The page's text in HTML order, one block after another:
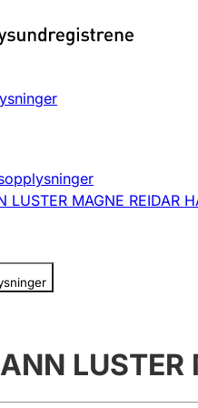
slette
LUSTER MAGNE REIDAR
LUSTER